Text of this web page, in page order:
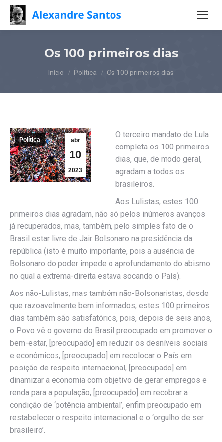
Os 100 primeiros dias
Você está aqui:
Início Política Os 100 primeiros dias
abr
10
2023
Política
O terceiro mandato de Lula
completa os 100 primeiros
dias, que, de modo geral,
agradam a todos os
brasileiros.
Aos Lulistas, estes 100
primeiros dias agradam, não só pelos inúmeros avanços
já recuperados, mas, também, pelo simples fato de o
Brasil estar livre de Jair Bolsonaro na presidência da
república (isto é muito importante, pois a ausência de
Bolsonaro do poder impede o aprofundamento do abismo
no qual a extrema-direita estava socando o País).
Aos não-Lulistas, mas também não-Bolsonaristas, desde
que razoavelmente bem informados, estes 100 primeiros
dias também são satisfatórios, pois, depois de seis anos,
o Povo vê o governo do Brasil preocupado em promover o
bem-estar, [preocupado] em reduzir os desníveis sociais
e econômicos, [preocupado] em recolocar o País em
posição de respeito internacional, [preocupado] em
dinamizar a economia com objetivo de gerar empregos e
renda para a população, [preocupado] em recobrar a
condição de ‘potência ambiental’, enfim preocupado em
restabelecer o respeito internacional e o ‘orgulho de ser
brasileiro’.